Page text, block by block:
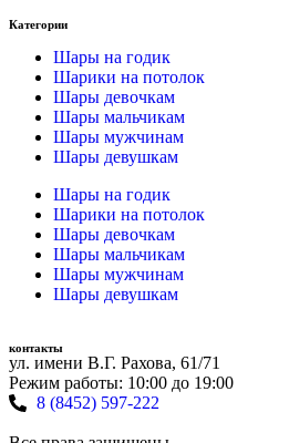
Категории
Шары на годик
Шарики на потолок
Шары девочкам
Шары мальчикам
Шары мужчинам
Шары девушкам
Шары на годик
Шарики на потолок
Шары девочкам
Шары мальчикам
Шары мужчинам
Шары девушкам
контакты
ул. имени В.Г. Рахова, 61/71
Режим работы: 10:00 до 19:00
8 (8452) 597-222